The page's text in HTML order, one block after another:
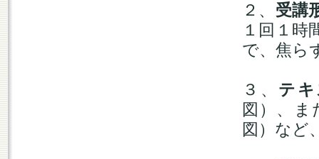
２、 受講
１回１時
で、焦ら
３、 テ
図）、ま
図）など